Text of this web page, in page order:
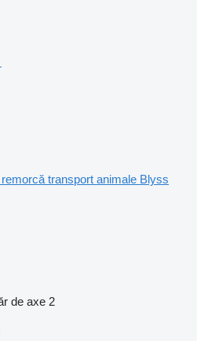
remorcă transport animale Blyss
de axe 2